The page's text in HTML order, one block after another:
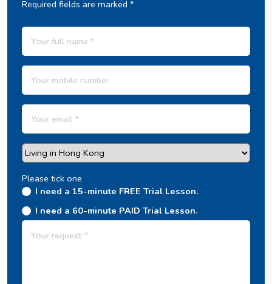
Required fields are marked *
Please tick one
I need a 15-minute FREE Trial Lesson.
I need a 60-minute PAID Trial Lesson.